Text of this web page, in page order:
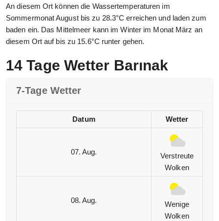
An diesem Ort können die Wassertemperaturen im
Sommermonat August bis zu 28.3°C erreichen und laden zum
baden ein. Das Mittelmeer kann im Winter im Monat März an
diesem Ort auf bis zu 15.6°C runter gehen.
14 Tage Wetter Barınak
7-Tage Wetter
Datum Wetter
07. Aug.
Verstreute
Wolken
08. Aug.
Wenige
Wolken